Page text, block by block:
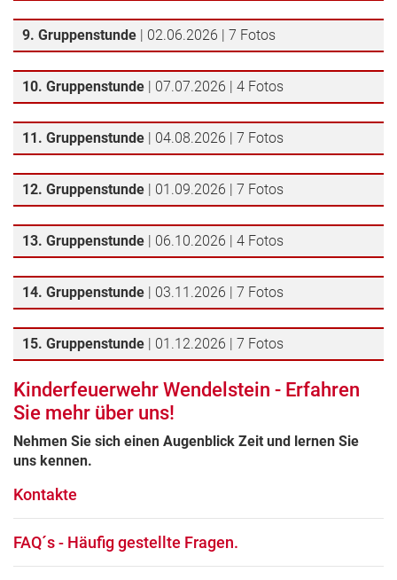
9. Gruppenstunde | 02.06.2026 | 7 Fotos
10. Gruppenstunde | 07.07.2026 | 4 Fotos
11. Gruppenstunde | 04.08.2026 | 7 Fotos
12. Gruppenstunde | 01.09.2026 | 7 Fotos
13. Gruppenstunde | 06.10.2026 | 4 Fotos
14. Gruppenstunde | 03.11.2026 | 7 Fotos
15. Gruppenstunde | 01.12.2026 | 7 Fotos
Kinderfeuerwehr Wendelstein - Erfahren
Sie mehr über uns!
Nehmen Sie sich einen Augenblick Zeit und lernen Sie
uns kennen.
Kontakte
FAQ´s - Häufig gestellte Fragen.